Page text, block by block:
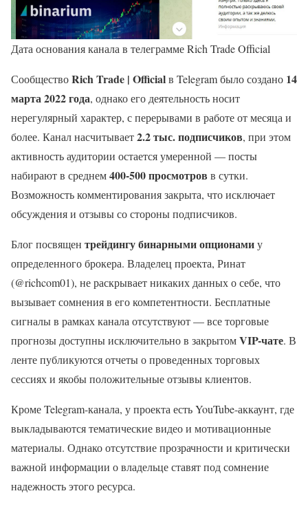
Дата основания канала в телеграмме Rich Trade Official
СообществоRich Trade | Officialв Telegram было создано 14
марта 2022 года, однако его деятельность носит
нерегулярный характер, с перерывами в работе от месяца и
более. Канал насчитывает2.2 тыс. подписчиков, при этом
активность аудитории остается умеренной — посты
набирают в среднем400-500 просмотров в сутки.
Возможность комментирования закрыта, что исключает
обсуждения и отзывы со стороны подписчиков.
Блог посвящен трейдингу бинарными опционамиу
определенного брокера. Владелец проекта, Ринат
(@richcom01), не раскрывает никаких данных о себе, что
вызывает сомнения в его компетентности. Бесплатные
сигналы в рамках канала отсутствуют — все торговые
прогнозы доступны исключительно в закрытомVIP-чате. В
ленте публикуются отчеты о проведенных торговых
сессиях и якобы положительные отзывы клиентов.
Кроме Telegram-канала, у проекта есть YouTube-аккаунт, где
выкладываются тематические видео и мотивационные
материалы. Однако отсутствие прозрачности и критически
важной информации о владельце ставят под сомнение
надежность этого ресурса.